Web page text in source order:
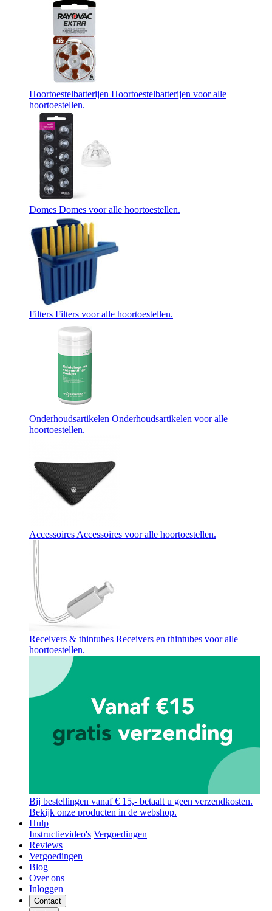
Hoortoestelbatterijen Hoortoestelbatterijen voor alle
hoortoestellen.
Domes Domes voor alle hoortoestellen.
Filters Filters voor alle hoortoestellen.
Onderhoudsartikelen Onderhoudsartikelen voor alle
hoortoestellen.
Accessoires Accessoires voor alle hoortoestellen.
Receivers & thintubes Receivers en thintubes voor alle
hoortoestellen.
Bij bestellingen vanaf € 15,- betaalt u geen verzendkosten.
Bekijk onze producten in de webshop.
Hulp
Instructievideo's Vergoedingen
Reviews
Vergoedingen
Blog
Over ons
Inloggen
Contact